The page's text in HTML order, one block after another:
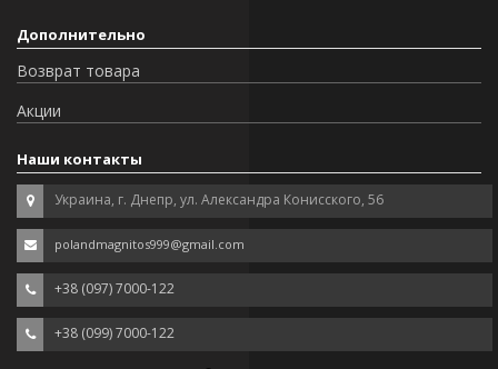
Дополнительно
Возврат товара
Акции
Наши контакты
Украина, г. Днепр, ул. Александра Конисского, 56
polandmagnitos999@gmail.com
+38 (097) 7000-122
+38 (099) 7000-122